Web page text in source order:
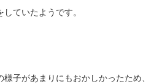
ていたようです。
子があまりにもおかしかったため、